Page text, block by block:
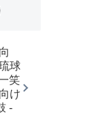
球
笑
け
-